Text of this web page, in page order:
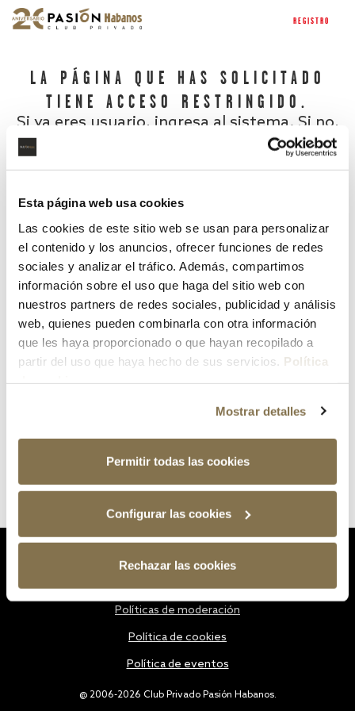
Esta página web usa cookies
Las cookies de este sitio web se usan para personalizar
el contenido y los anuncios, ofrecer funciones de redes
sociales y analizar el tráfico. Además, compartimos
información sobre el uso que haga del sitio web con
nuestros partners de redes sociales, publicidad y análisis
web, quienes pueden combinarla con otra información
que les haya proporcionado o que hayan recopilado a
partir del uso que haya hecho de sus servicios. Política
Mostrar detalles
Permitir todas las cookies
Configurar las cookies
Rechazar las cookies
REGISTRO
LA PÁGINA QUE HAS SOLICITADO
TIENE ACCESO RESTRINGIDO.
Si ya eres usuario, ingresa al sistema. Si no,
¿Has olvidado tu contraseña?
@ 2006-2026 Club Privado Pasión Habanos.
Políticas de moderación
Política de cookies
Política de eventos